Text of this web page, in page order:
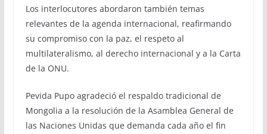
Los interlocutores abordaron también temas
relevantes de la agenda internacional, reafirmando
su compromiso con la paz, el respeto al
multilateralismo, al derecho internacional y a la Carta
de la ONU.
Pevida Pupo agradeció el respaldo tradicional de
Mongolia a la resolución de la Asamblea General de
las Naciones Unidas que demanda cada año el fin